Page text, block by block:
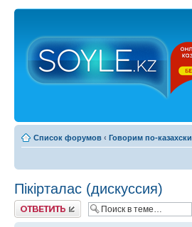
Список форумов ‹ Говорим по-казахски
Пікірталас (дискуссия)
Ответить